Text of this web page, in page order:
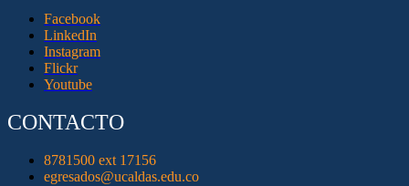
Facebook
LinkedIn
Instagram
Flickr
Youtube
CONTACTO
8781500 ext 17156
egresados@ucaldas.edu.co